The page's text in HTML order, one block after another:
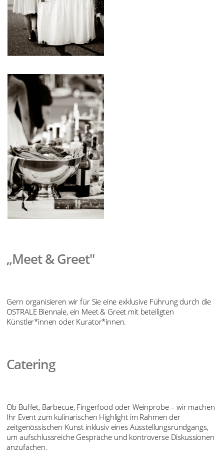
„Meet & Greet"
Gern organisieren wir für Sie eine exklusive Führung durch die
OSTRALE Biennale, ein Meet & Greet mit beteiligten
Künstler*innen oder Kurator*innen.
Catering
Ob Buffet, Barbecue, Fingerfood oder Weinprobe – wir machen
Ihr Event zum kulinarischen Highlight im Rahmen der
zeitgenössischen Kunst inklusiv eines Ausstellungsrundgangs,
um aufschlussreiche Gespräche und kontroverse Diskussionen
anzufachen.